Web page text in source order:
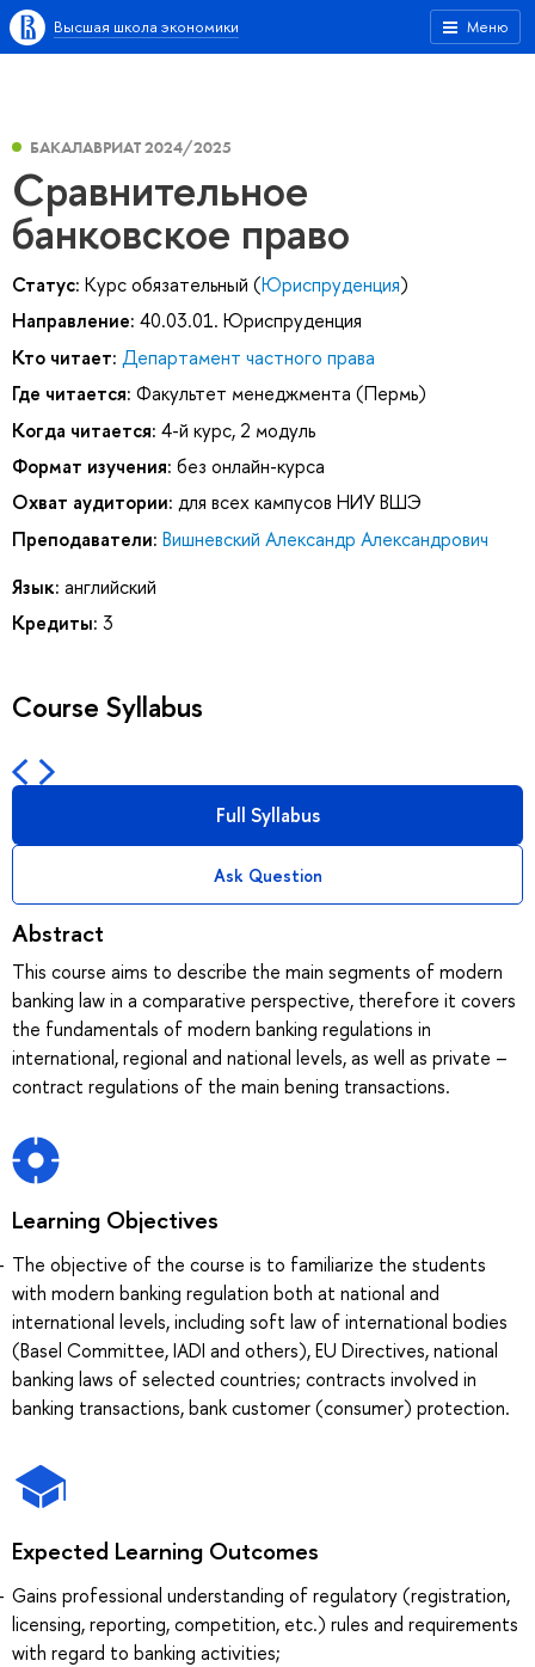
Меню
Высшая школа экономики
БАКАЛАВРИАТ 2024/2025
Сравнительное
банковское право
Статус: Курс обязательный (Юриспруденция)
Направление: 40.03.01. Юриспруденция
Кто читает: Департамент частного права
Где читается: Факультет менеджмента (Пермь)
Когда читается: 4-й курс, 2 модуль
Формат изучения: без онлайн-курса
Охват аудитории: для всех кампусов НИУ ВШЭ
Преподаватели: Вишневский Александр Александрович
Язык: английский
Кредиты: 3
Course Syllabus
Full Syllabus
Ask Question
Abstract
This course aims to describe the main segments of modern
banking law in a comparative perspective, therefore it covers
the fundamentals of modern banking regulations in
international, regional and national levels, as well as private –
contract regulations of the main bening transactions.
Learning Objectives
The objective of the course is to familiarize the students
with modern banking regulation both at national and
international levels, including soft law of international bodies
(Basel Committee, IADI and others), EU Directives, national
banking laws of selected countries; contracts involved in
banking transactions, bank customer (consumer) protection.
Expected Learning Outcomes
Gains professional understanding of regulatory (registration,
licensing, reporting, competition, etc.) rules and requirements
with regard to banking activities;